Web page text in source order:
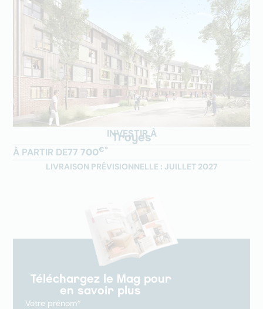
INVESTIR À
Troyes
À PARTIR DE77 700€*
LIVRAISON PRÉVISIONNELLE : JUILLET 2027
Téléchargez le Mag pour
en savoir plus
Votre prénom*